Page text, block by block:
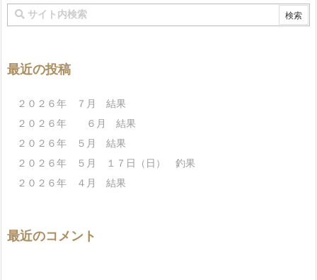
最近の投稿
２０２６年 ７月 結果
２０２６年 ６月 結果
２０２６年 ５月 結果
２０２６年 ５月 １７日（日） 釣果
２０２６年 ４月 結果
最近のコメント